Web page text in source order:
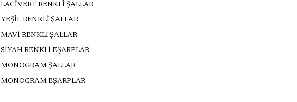
LACİVERT RENKLİ ŞALLAR
YEŞİL RENKLİ ŞALLAR
MAVİ RENKLİ ŞALLAR
SİYAH RENKLİ EŞARPLAR
MONOGRAM ŞALLAR
MONOGRAM EŞARPLAR